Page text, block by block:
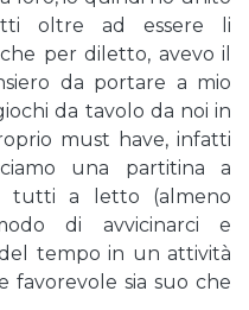
oltre ad essere li
per diletto, avevo il
da portare a mio
da tavolo da noi in
must have, infatti
una partitina a
tutti a letto (almeno
di avvicinarci e
tempo in un attività
favorevole sia suo che